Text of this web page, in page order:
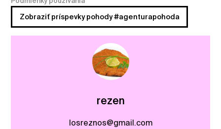
Zobraziť príspevky pohody #agenturapohoda
rezen
losreznos@gmail.com